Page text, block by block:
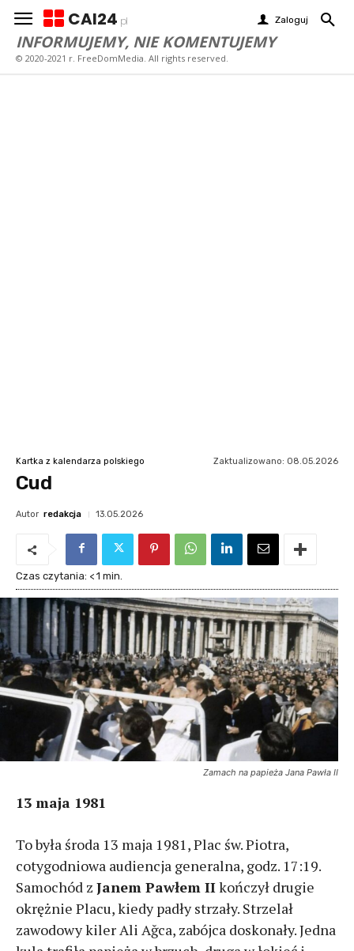
CAI24 pl Zaloguj
INFORMUJEMY, NIE KOMENTUJEMY
© 2020-2021 r. FreeDomMedia. All rights reserved.
Kartka z kalendarza polskiego Zaktualizowano: 08.05.2026
Cud
Autor redakcja 13.05.2026
Czas czytania: < 1 min.
Zamach na papieża Jana Pawła II
13 maja 1981
To była środa 13 maja 1981, Plac św. Piotra,
cotygodniowa audiencja generalna, godz. 17:19.
Samochód z Janem Pawłem IIkończył drugie
okrężnie Placu, kiedy padły strzały. Strzelał
zawodowy kiler Ali Ağca, zabójca doskonały. Jedna